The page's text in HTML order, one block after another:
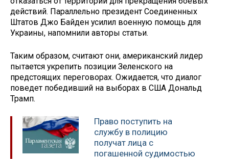
действий. Параллельно президент Соединенных
Штатов Джо Байден усилил военную помощь для
Украины, напомнили авторы статьи.
Таким образом, считают они, американский лидер
пытается укрепить позиции Зеленского на
предстоящих переговорах. Ожидается, что диалог
поведет победивший на выборах в США Дональд
Трамп.
Право поступить на
службу в полицию
получат лица с
погашенной судимостью